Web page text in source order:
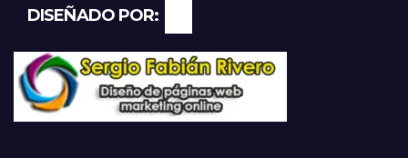
DISEÑADO POR: